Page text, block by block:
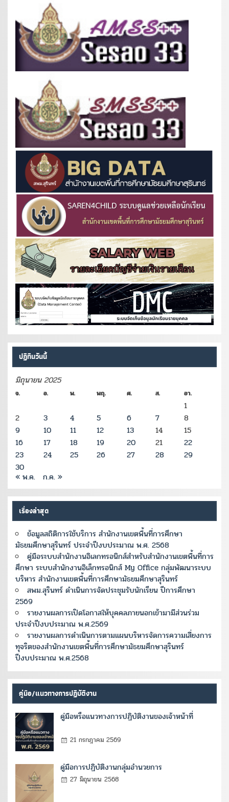
ปฏิทินวันนี้
มิถุนายน 2025
จ. อ. พ. พฤ. ศ. ส. อา.
1
2
3 4 5 6 7
8
9
10 11 12 13 14
15
16
17 18 19 20 21
22
23
24 25 26 27 28
29
30
« พ.ค. ก.ค. »
เรื่องล่าสุด
ข้อมูลสถิติการใช้บริการ สำนักงานเขตพื้นที่การศึกษา
มัธยมศึกษาสุรินทร์ ประจำปีงบประมาณ พ.ศ. 2568
คู่มือระบบสำนักงานอิเลกทรอนิกส์สำหรับสำนักงานเขตพื้นที่การ
ศึกษา ระบบสำนักงานอิเล็กทรอนิกส์ My Office กลุ่มพัฒนาระบบ
บริหาร สำนักงานเขตพื้นที่การศึกษามัธยมศึกษาสุรินทร์
สพม.สุรินทร์ ดำเนินการจัดประชุมรับนักเรียน ปีการศึกษา
2569
รายงานผลการเปิดโอกาสให้บุคคลภายนอกเข้ามามีส่วนร่วม
ประจำปีงบประมาณ พ.ศ.2569
รายงานผลการดำเนินการตามแผนบริหารจัดการความเสี่ยงการ
ทุจริตของสำนักงานเขตพื้นที่การศึกษามัธยมศึกษาสุรินทร์
ปีงบประมาณ พ.ศ.2568
คู่มือ/แนวทางการปฏิบัติงาน
คู่มือหรือแนวทางการปฏิบัติงานของเจ้าหน้าที่
21 กรกฎาคม 2569
คู่มือการปฏิบัติงานกลุ่มอำนวยการ
27 มิถุนายน 2568